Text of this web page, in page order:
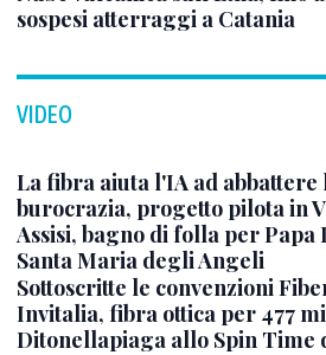
sospesi atterraggi a Catania
VIDEO
La fibra aiuta l'IA ad abbattere
burocrazia, progetto pilota in
Assisi, bagno di folla per Papa
Santa Maria degli Angeli
Sottoscritte le convenzioni
Invitalia, fibra ottica per 477
Ditonellapiaga allo Spin Time